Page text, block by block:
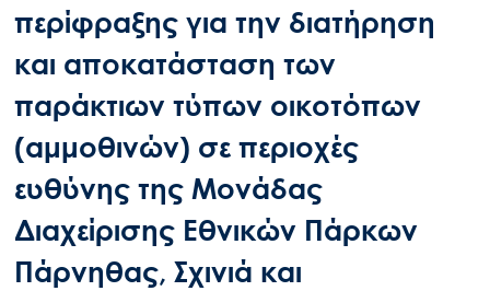
περίφραξης για την διατήρηση
και αποκατάσταση των
παράκτιων τύπων οικοτόπων
(αμμοθινών) σε περιοχές
ευθύνης της Μονάδας
Διαχείρισης Εθνικών Πάρκων
Πάρνηθας, Σχινιά και